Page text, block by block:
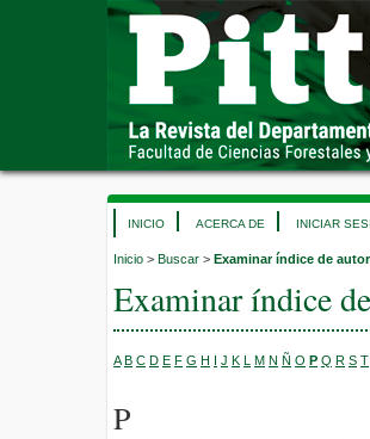
INICIO ACERCA DE INICIAR
Inicio > Buscar > Examinar índice de
Examinar índice
A B C D E F G H I J K L M N Ñ O P Q R S T
P